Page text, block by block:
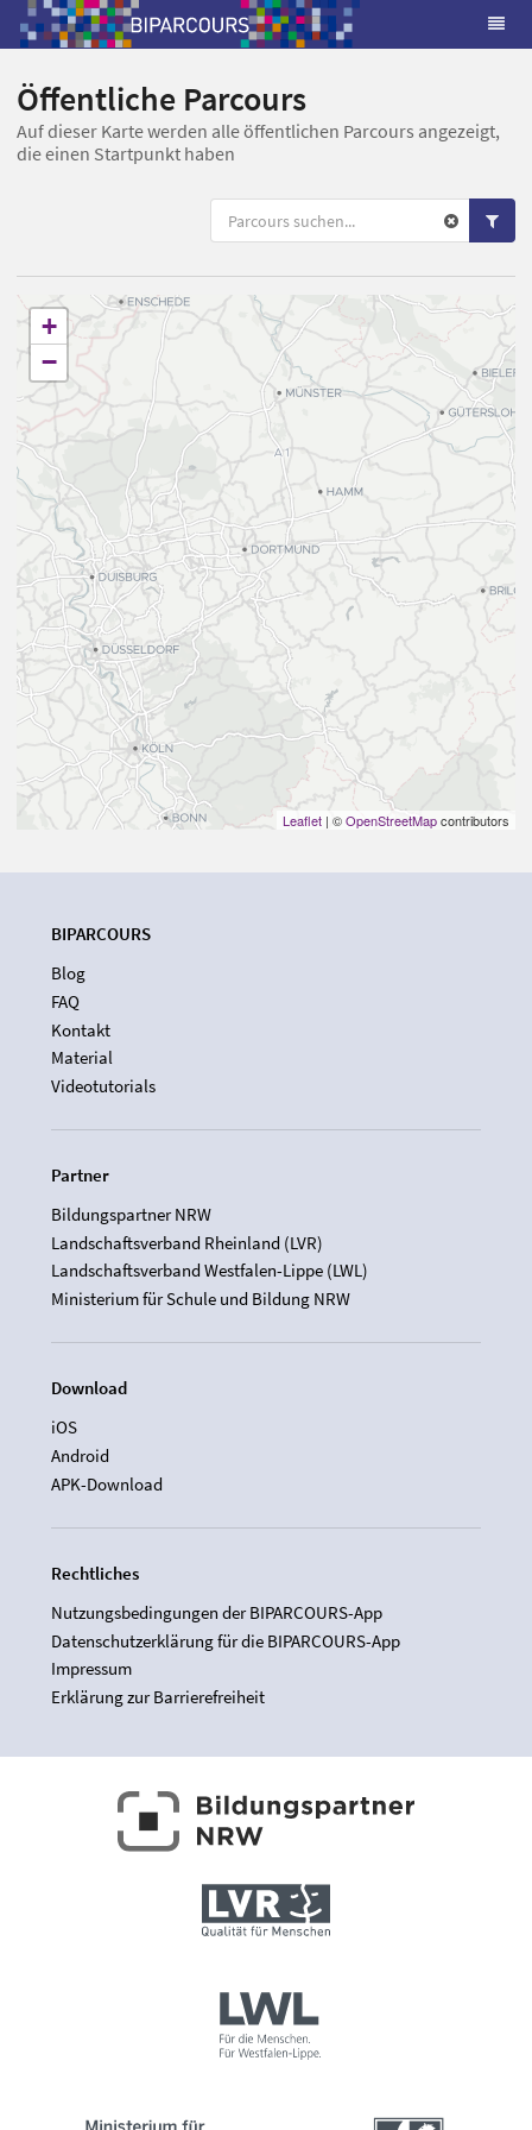
Öffentliche Parcours
Auf dieser Karte werden alle öffentlichen Parcours angezeigt,
die einen Startpunkt haben
+
−
Leaflet | ©OpenStreetMapcontributors
BIPARCOURS
Blog
FAQ
Kontakt
Material
Videotutorials
Partner
Bildungspartner NRW
Landschaftsverband Rheinland (LVR)
Landschaftsverband Westfalen-Lippe (LWL)
Ministerium für Schule und Bildung NRW
Download
iOS
Android
APK-Download
Rechtliches
Nutzungsbedingungen der BIPARCOURS-App
Datenschutzerklärung für die BIPARCOURS-App
Impressum
Erklärung zur Barrierefreiheit